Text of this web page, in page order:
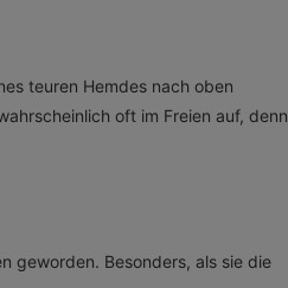
teuren Hemdes nach oben
oft im Freien auf, denn
geworden. Besonders, als sie die